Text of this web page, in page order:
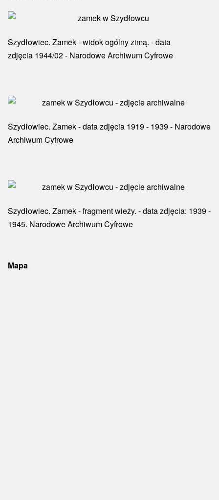
Szydłowiec. Zamek - widok ogólny zimą. - data
zdjęcia 1944/02 - Narodowe Archiwum Cyfrowe
Szydłowiec. Zamek - data zdjęcia 1919 - 1939 - Narodowe
Archiwum Cyfrowe
Szydłowiec. Zamek - fragment wieży. - data zdjęcia: 1939 -
1945. Narodowe Archiwum Cyfrowe
Mapa